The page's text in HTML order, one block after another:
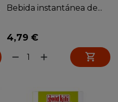
Bebida instantánea de...
4,79 €
remove add 